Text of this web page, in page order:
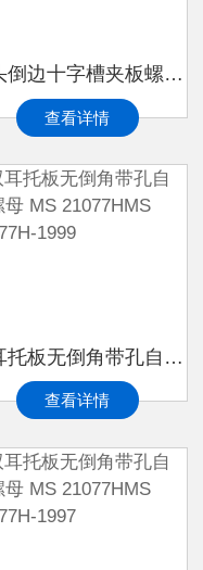
平头倒边十字槽夹板螺母 QIB/IND 1011.2QIB/IND 1011.2
查看详情
双耳托板无倒角带孔自锁螺母 MS 21077HMS 21077H-1999
查看详情